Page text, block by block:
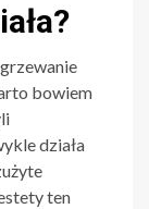
bowiem
działa
ten